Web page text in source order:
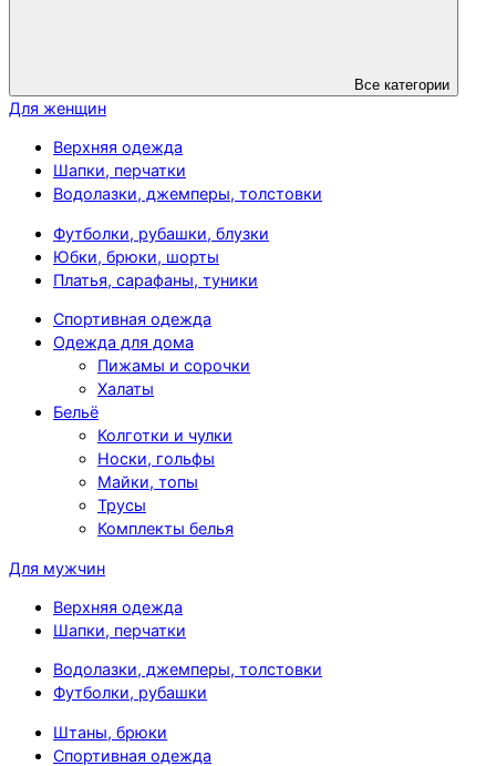
Все категории
Для женщин
Верхняя одежда
Шапки, перчатки
Водолазки, джемперы, толстовки
Футболки, рубашки, блузки
Юбки, брюки, шорты
Платья, сарафаны, туники
Спортивная одежда
Одежда для дома
Пижамы и сорочки
Халаты
Бельё
Колготки и чулки
Носки, гольфы
Майки, топы
Трусы
Комплекты белья
Для мужчин
Верхняя одежда
Шапки, перчатки
Водолазки, джемперы, толстовки
Футболки, рубашки
Штаны, брюки
Спортивная одежда